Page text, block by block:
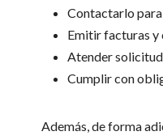
Contactarlo
Emitir facturas y
Atender
Cumplir con
Además, de forma